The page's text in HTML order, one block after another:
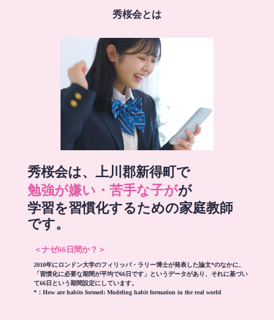
秀桜会とは
秀桜会は、上川郡新得町で
勉強が嫌い・苦手な子がが
学習を習慣化するための家庭教師
です。
＜ナゼ66日間か？＞
2010年にロンドン大学のフィリッパ・ラリー博士が発表した論文*のなかに、
「習慣化に必要な期間が平均で66日です」というデータがあり、それに基づい
て66日という期間設定にしています。
*： How are habits formed: Modeling habit formation in the real world